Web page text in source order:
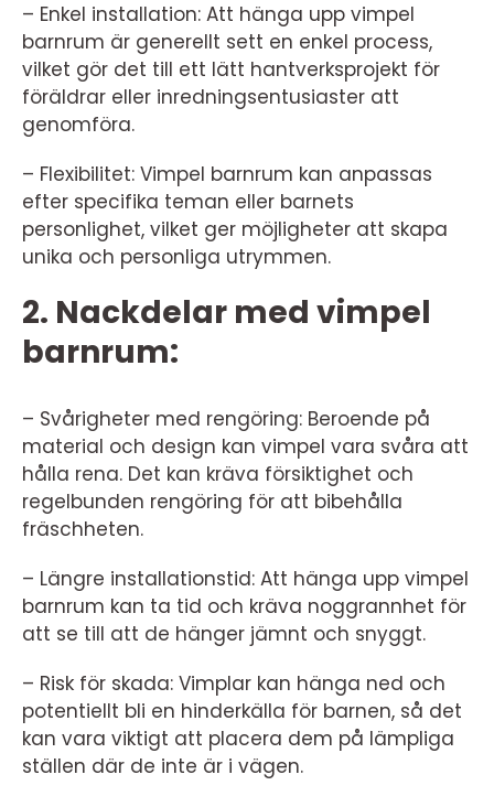
– Enkel installation: Att hänga upp vimpel
barnrum är generellt sett en enkel process,
vilket gör det till ett lätt hantverksprojekt för
föräldrar eller inredningsentusiaster att
genomföra.
– Flexibilitet: Vimpel barnrum kan anpassas
efter specifika teman eller barnets
personlighet, vilket ger möjligheter att skapa
unika och personliga utrymmen.
2. Nackdelar med vimpel
barnrum:
– Svårigheter med rengöring: Beroende på
material och design kan vimpel vara svåra att
hålla rena. Det kan kräva försiktighet och
regelbunden rengöring för att bibehålla
fräschheten.
– Längre installationstid: Att hänga upp vimpel
barnrum kan ta tid och kräva noggrannhet för
att se till att de hänger jämnt och snyggt.
– Risk för skada: Vimplar kan hänga ned och
potentiellt bli en hinderkälla för barnen, så det
kan vara viktigt att placera dem på lämpliga
ställen där de inte är i vägen.